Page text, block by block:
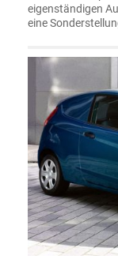
eigenständigen
eine